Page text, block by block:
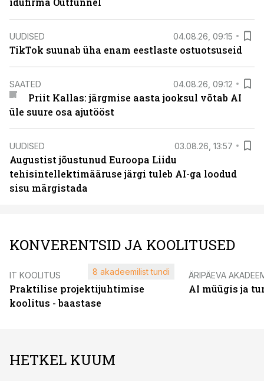
UUDISED 04.08.26, 09:15
TikTok suunab üha enam eestlaste ostuotsuseid
SAATED 04.08.26, 09:12
Priit Kallas: järgmise aasta jooksul võtab AI
üle suure osa ajutööst
UUDISED 03.08.26, 13:57
Augustist jõustunud Euroopa Liidu
tehisintellektimääruse järgi tuleb AI-ga loodud
sisu märgistada
KONVERENTSID JA KOOLITUSED
IT KOOLITUS
Praktilise projektijuhtimise
koolitus - baastase
8 akadeemilist tundi ÄRIPÄEVA
AI müügis ja
HETKEL KUUM